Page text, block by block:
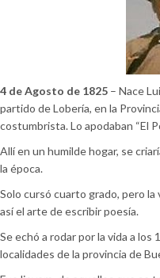
4 de Agosto de 1825 – Nace
partido de Lobería, en la
costumbrista. Lo apodaban “El
Allí en un humilde hogar, se
la época.
Solo cursó cuarto grado, pero
así el arte de escribir poesía.
Se echó a rodar por la vida a los
localidades de la provincia de